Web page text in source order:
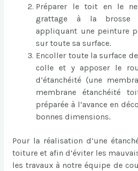
Préparer le toit en le
grattage à la brosse
appliquant une peinture
sur toute sa surface.
Encoller toute la surface
colle et y apposer le
d’étanchéité (une
membrane étanchéité
préparée à l’avance en
bonnes dimensions.
Pour la réalisation d’une
toiture et afin d’éviter les
les travaux à notre équipe de